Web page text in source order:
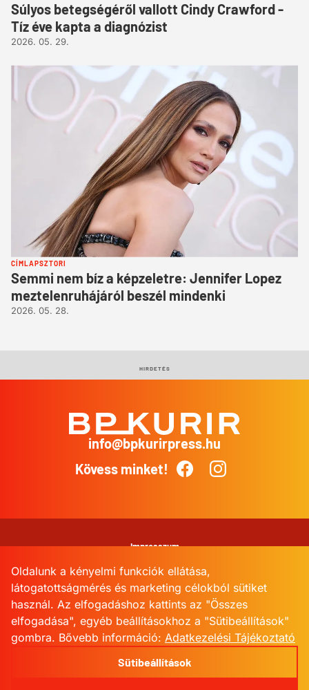
Súlyos betegségéről vallott Cindy Crawford -
Tíz éve kapta a diagnózist
2026. 05. 29.
CÍMLAPSZTORI
Semmi nem bíz a képzeletre: Jennifer Lopez
meztelenruhájáról beszél mindenki
2026. 05. 28.
HIRDETÉS
info@bpkurirpress.hu
Kövess minket!
© 2026 BPKurir
Impresszum
Adatkezelési Tájékoztató
Kommentkezelési szabályzat
Sütibeállítások
Oldalunk a kényelmi funkciók ellátása,
látogatottságmérés és marketing célokból sütiket
használ. Az elfogadáshoz kattints az "Összes
elfogadása", egyéb beállításokhoz a "Sütibeállítások"
gombra. Bővebb információ: Adatkezelési Tájékoztató
Sütibeállítások